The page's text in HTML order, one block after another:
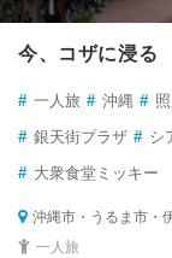
今、コザに浸る
# 一人旅 # 沖縄 #
# 銀天街プラザ # シ
# 大衆食堂ミッキー
沖縄市・うるま市・
一人旅